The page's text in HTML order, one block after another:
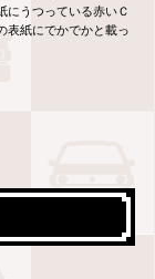
にうつっている赤いＣ
表紙にでかでかと載っ